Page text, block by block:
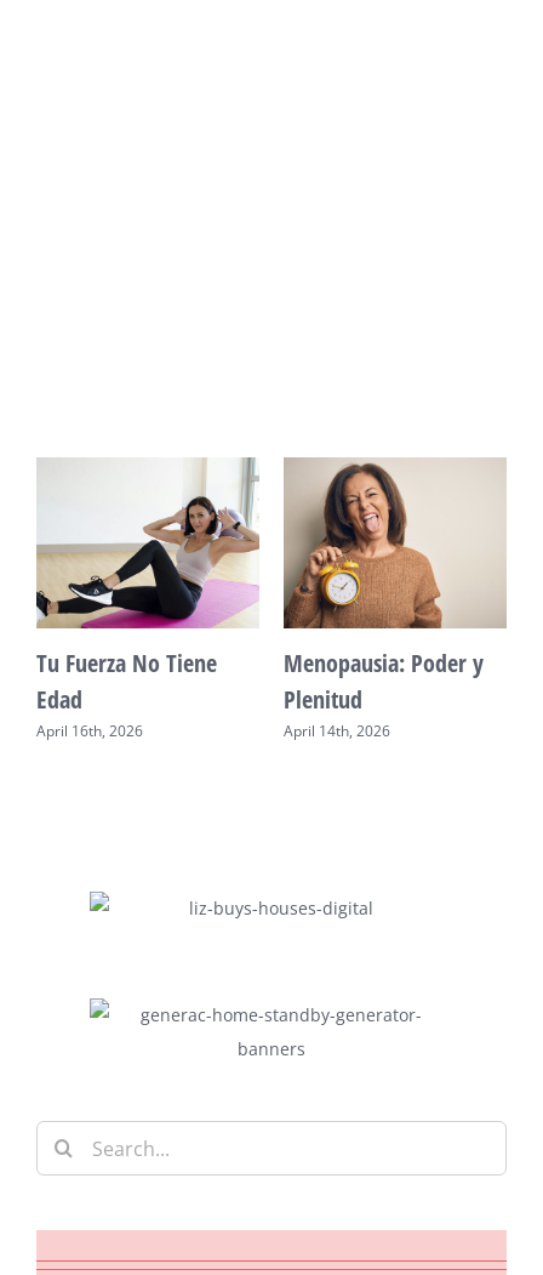
Vitalidad: Agua y
descanso
April 12th, 2026
Mente Plena Poder
Real
April 28th, 2026
Search
for: